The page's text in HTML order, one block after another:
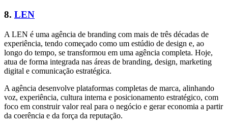
8. LEN
A LEN é uma agência de branding com mais de três décadas de
experiência, tendo começado como um estúdio de design e, ao
longo do tempo, se transformou em uma agência completa. Hoje,
atua de forma integrada nas áreas de branding, design, marketing
digital e comunicação estratégica.
A agência desenvolve plataformas completas de marca, alinhando
voz, experiência, cultura interna e posicionamento estratégico, com
foco em construir valor real para o negócio e gerar economia a partir
da coerência e da força da reputação.